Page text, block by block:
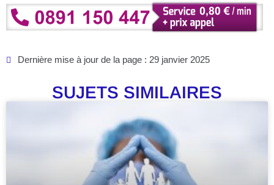
Dernière mise à jour de la page : 29 janvier 2025
SUJETS SIMILAIRES